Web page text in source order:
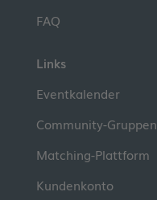
FAQ
Links
Eventkalender
Community-Gruppen
Matching-Plattform
Kundenkonto